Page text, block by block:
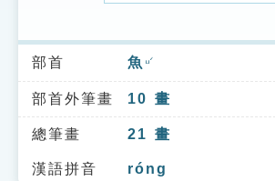
索引選單
知識索引
單字索引
生命大百科索引
部首 魚 ㄩˊ
部首外筆畫 10 畫
總筆畫 21 畫
漢語拼音 róng